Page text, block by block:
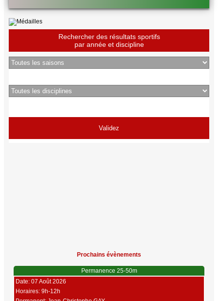
Rechercher des résultats sportifs
par année et discipline
Prochains évènements
Permanence 25-50m
Date: 07 Août 2026
Horaires: 9h-12h